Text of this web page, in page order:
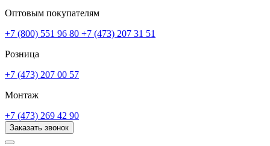
Оптовым покупателям
+7 (800) 551 96 80 +7 (473) 207 31 51
Розница
+7 (473) 207 00 57
Монтаж
+7 (473) 269 42 90
Заказать звонок